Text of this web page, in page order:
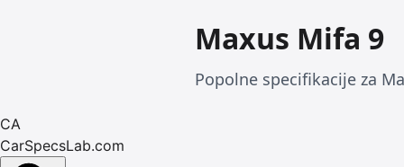
Maxus Mifa 9
Popolne specifikacije za
CA
CarSpecsLab.com